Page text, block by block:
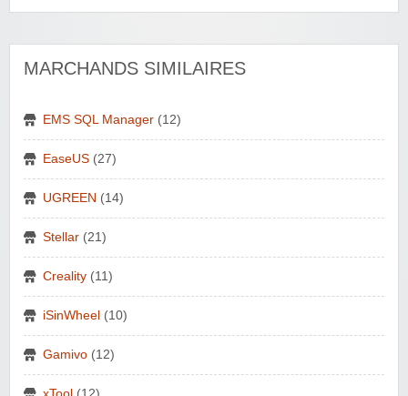
MARCHANDS SIMILAIRES
EMS SQL Manager (12)
EaseUS (27)
UGREEN (14)
Stellar (21)
Creality (11)
iSinWheel (10)
Gamivo (12)